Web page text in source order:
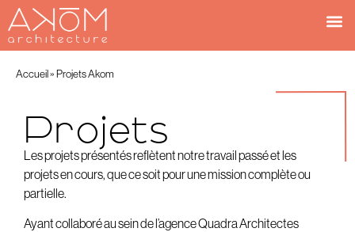
Accueil » Projets Akom
Projets
Les projets présentés reflètent notre travail passé et les
projets en cours, que ce soit pour une mission complète ou
partielle.
Ayant collaboré au sein de l’agence Quadra Architectes